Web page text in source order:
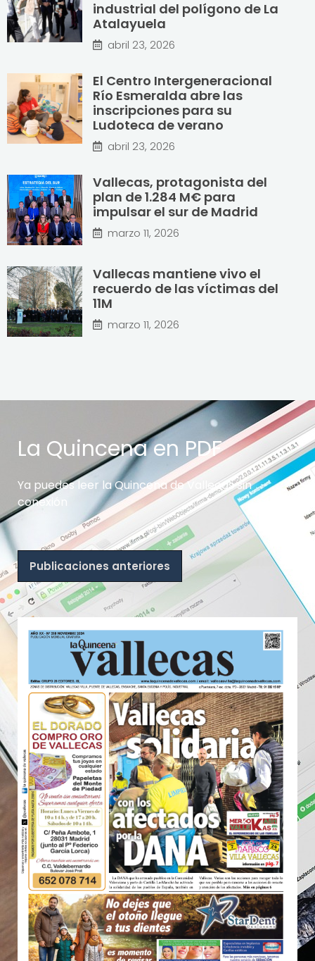
industrial del polígono de La
Atalayuela
abril 23, 2026
El Centro Intergeneracional
Río Esmeralda abre las
inscripciones para su
Ludoteca de verano
abril 23, 2026
Vallecas, protagonista del
plan de 1.284 M€ para
impulsar el sur de Madrid
marzo 11, 2026
Vallecas mantiene vivo el
recuerdo de las víctimas del
11M
marzo 11, 2026
La Quincena en PDF
Ya puedes leer la Quincena de Vallecas sin
conexión
Publicaciones anteriores